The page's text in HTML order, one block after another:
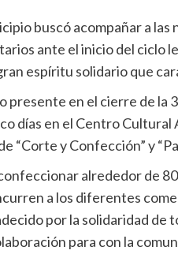
buscó acompañar a las
ante el inicio del ciclo
espíritu solidario que
en el cierre de la
días en el Centro
“Corte y Confección” y
alrededor de
a los diferentes
por la solidaridad de
para con la